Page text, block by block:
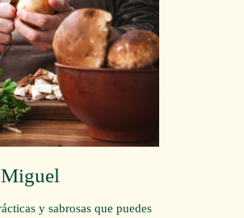
y sabrosas que puedes